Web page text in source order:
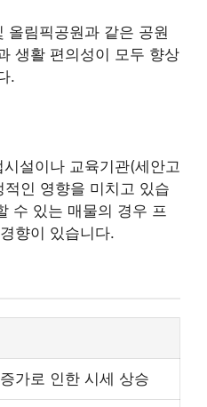
올림픽공원과 같은 공원
생활 편의성이 모두 향상
.
설이나 교육기관(세안고
인 영향을 미치고 있습
수 있는 매물의 경우 프
향이 있습니다.
가로 인한 시세 상승